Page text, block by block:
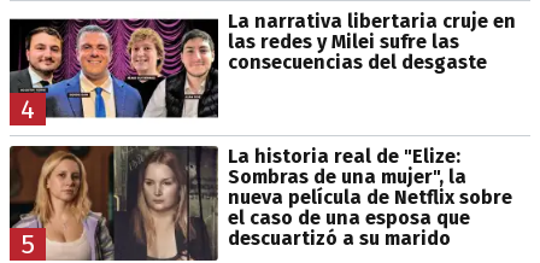
4
La narrativa libertaria cruje en
las redes y Milei sufre las
consecuencias del desgaste
5
La historia real de "Elize:
Sombras de una mujer", la
nueva película de Netflix sobre
el caso de una esposa que
descuartizó a su marido